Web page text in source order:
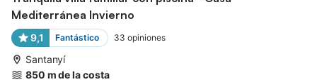
Mediterránea Invierno
9,1 Fantástico 33 opiniones
Santanyí
850 m de la costa